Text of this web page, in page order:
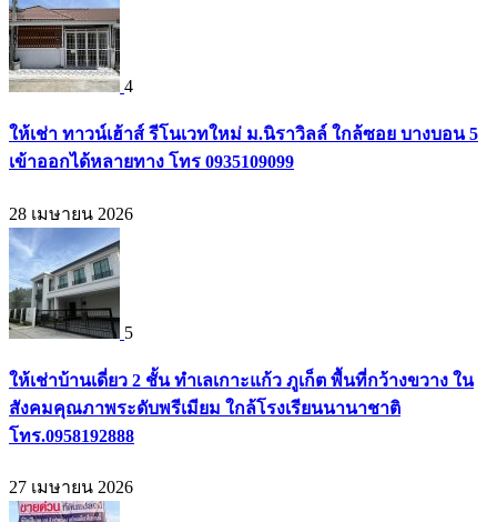
4
ให้เช่า ทาวน์เฮ้าส์ รีโนเวทใหม่ ม.นิราวิลล์ ใกล้ซอย บางบอน 5
เข้าออกได้หลายทาง โทร 0935109099
28 เมษายน 2026
5
ให้เช่าบ้านเดี่ยว 2 ชั้น ทำเลเกาะแก้ว ภูเก็ต พื้นที่กว้างขวาง ใน
สังคมคุณภาพระดับพรีเมียม ใกล้โรงเรียนนานาชาติ
โทร.0958192888
27 เมษายน 2026